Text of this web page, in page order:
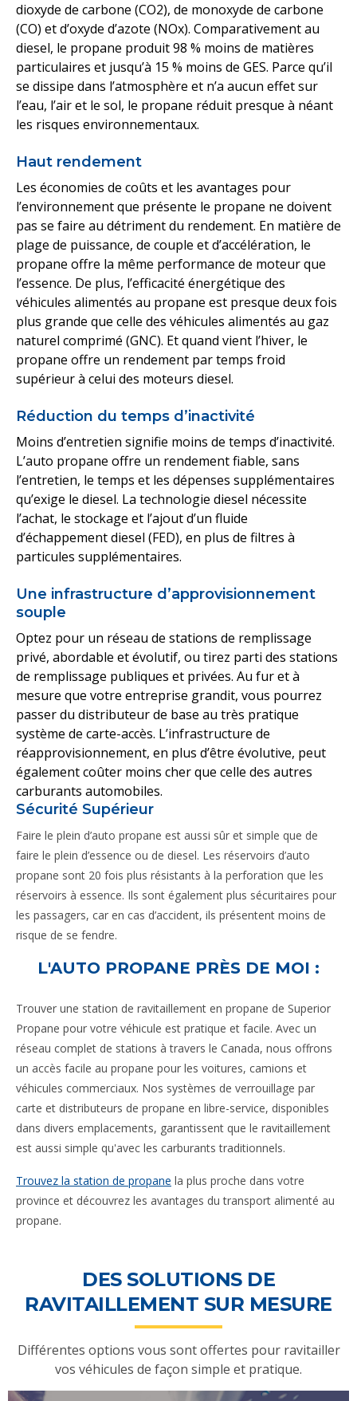
dioxyde de carbone (CO2), de monoxyde de carbone
(CO) et d’oxyde d’azote (NOx). Comparativement au
diesel, le propane produit 98 % moins de matières
particulaires et jusqu’à 15 % moins de GES. Parce qu’il
se dissipe dans l’atmosphère et n’a aucun effet sur
l’eau, l’air et le sol, le propane réduit presque à néant
les risques environnementaux.
Haut rendement
Les économies de coûts et les avantages pour
l’environnement que présente le propane ne doivent
pas se faire au détriment du rendement. En matière de
plage de puissance, de couple et d’accélération, le
propane offre la même performance de moteur que
l’essence. De plus, l’efficacité énergétique des
véhicules alimentés au propane est presque deux fois
plus grande que celle des véhicules alimentés au gaz
naturel comprimé (GNC). Et quand vient l’hiver, le
propane offre un rendement par temps froid
supérieur à celui des moteurs diesel.
Réduction du temps d’inactivité
Moins d’entretien signifie moins de temps d’inactivité.
L’auto propane offre un rendement fiable, sans
l’entretien, le temps et les dépenses supplémentaires
qu’exige le diesel. La technologie diesel nécessite
l’achat, le stockage et l’ajout d’un fluide
d’échappement diesel (FED), en plus de filtres à
particules supplémentaires.
Une infrastructure d’approvisionnement
souple
Optez pour un réseau de stations de remplissage
privé, abordable et évolutif, ou tirez parti des stations
de remplissage publiques et privées. Au fur et à
mesure que votre entreprise grandit, vous pourrez
passer du distributeur de base au très pratique
système de carte-accès. L’infrastructure de
réapprovisionnement, en plus d’être évolutive, peut
également coûter moins cher que celle des autres
carburants automobiles.
Sécurité Supérieur
Faire le plein d’auto propane est aussi sûr et simple que de
faire le plein d’essence ou de diesel. Les réservoirs d’auto
propane sont 20 fois plus résistants à la perforation que les
réservoirs à essence. Ils sont également plus sécuritaires pour
les passagers, car en cas d’accident, ils présentent moins de
risque de se fendre.
L'AUTO PROPANE PRÈS DE MOI :
Trouver une station de ravitaillement en propane de Superior
Propane pour votre véhicule est pratique et facile. Avec un
réseau complet de stations à travers le Canada, nous offrons
un accès facile au propane pour les voitures, camions et
véhicules commerciaux. Nos systèmes de verrouillage par
carte et distributeurs de propane en libre-service, disponibles
dans divers emplacements, garantissent que le ravitaillement
est aussi simple qu'avec les carburants traditionnels.
Trouvez la station de propane la plus proche dans votre
province et découvrez les avantages du transport alimenté au
propane.
DES SOLUTIONS DE
RAVITAILLEMENT SUR MESURE
Différentes options vous sont offertes pour ravitailler
vos véhicules de façon simple et pratique.